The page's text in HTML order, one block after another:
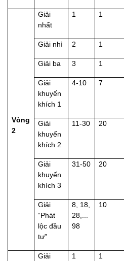
Vòng
2
Giải
nhất
1 1
Giải nhì 2 1
Giải ba 3 1
Giải
khuyến
khích 1
4-10 7
Giải
khuyến
khích 2
11-30 20
Giải
khuyến
khích 3
31-50 20
Giải
“Phát
lộc đầu
tư”
8, 18,
28,...
98
10
Giải
1 1